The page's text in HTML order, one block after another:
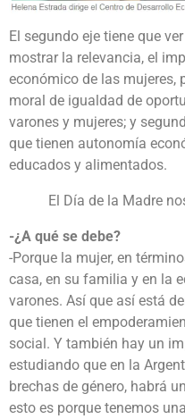
El segundo eje tiene que
mostrar la relevancia, el
económico de las mujeres,
moral de igualdad de
varones y mujeres; y
que tienen autonomía
educados y alimentados.
El Día de la Madre
-¿A qué se debe?
-Porque la mujer, en
casa, en su familia y en la
varones. Así que así está
que tienen el
social. Y también hay un
estudiando que en la
brechas de género, habrá
esto es porque tenemos